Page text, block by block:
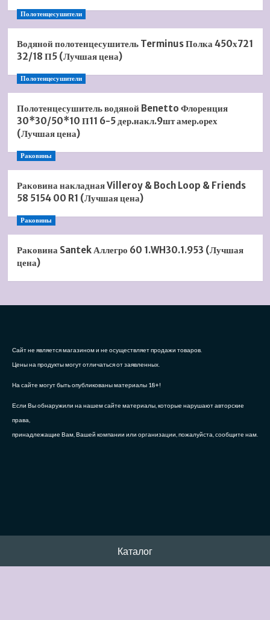
Полотенцесушители
Водяной полотенцесушитель Terminus Полка 450х721
32/18 П5 (Лучшая цена)
Полотенцесушители
Полотенцесушитель водяной Benetto Флоренция
30*30/50*10 П11 6-5 дер.накл.9шт амер.орех
(Лучшая цена)
Раковины
Раковина накладная Villeroy & Boch Loop & Friends
58 5154 00 R1 (Лучшая цена)
Раковины
Раковина Santek Аллегро 60 1.WH30.1.953 (Лучшая
цена)
Сайт не является магазином и не осуществляет продажи товаров.
Цены на продукты могут отличаться от заявленных.
На сайте могут быть опубликованы материалы 18+!
Если Вы обнаружили на нашем сайте материалы, которые нарушают авторские
права,
принадлежащие Вам, Вашей компании или организации, пожалуйста, сообщите нам.
Каталог